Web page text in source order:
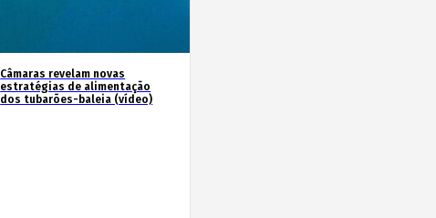
Câmaras revelam novas
estratégias de alimentação
dos tubarões-baleia (vídeo)